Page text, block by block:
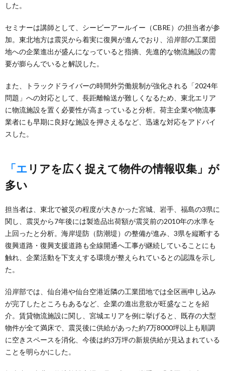
した。
セミナーは講師として、シービーアールイー（CBRE）の担当者が参
加。東北地方は震災から着実に復興が進んでおり、沿岸部の工業団
地への企業進出が盛んになっていると指摘、先進的な物流施設の需
要が膨らんでいると解説した。
また、トラックドライバーの時間外労働規制が強化される「2024年
問題」への対応として、長距離輸送が難しくなるため、東北エリア
に物流施設を置く必要性が高まっていると分析。荷主企業や物流事
業者にも早期に良好な施設を押さえるなど、迅速な対応をアドバイ
スした。
「エリアを広く捉えて物件の情報収集」が
多い
担当者は、東北で被災の程度が大きかった宮城、岩手、福島の3県に
関し、震災から7年後には製造品出荷額が震災前の2010年の水準を
上回ったと分析。海岸堤防（防潮堤）の整備が進み、3県を縦断する
復興道路・復興支援道路も全線開通へ工事が継続していることにも
触れ、企業活動を下支えする環境が整えられているとの認識を示し
た。
沿岸部では、仙台港や仙台空港近隣の工業団地では全区画申し込み
が完了したところもあるなど、企業の進出意欲が旺盛なことを紹
介。賃貸物流施設に関し、宮城エリアを例に挙げると、既存の大型
物件が全て満床で、震災後に供給があった約7万8000坪以上も順調
に空きスペースを消化、今後は約3万坪の新規供給が見込まれている
ことを明らかにした。